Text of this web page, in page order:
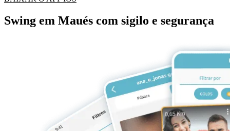
Swing em Maués com sigilo e segurança